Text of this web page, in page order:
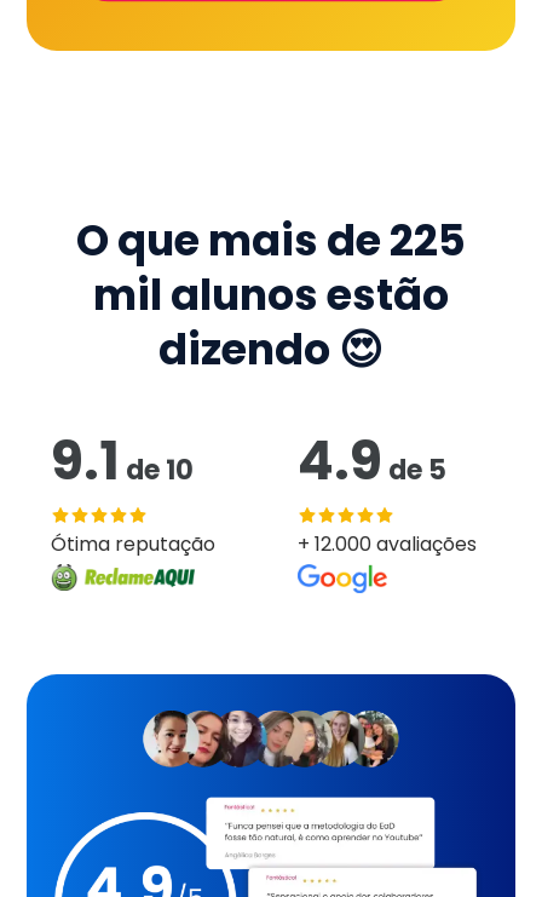
O que mais de225
mil alunos estão
dizendo 😍
9.1 de10
Ótima reputação
4.9 de 5
+ 12.000 avaliações